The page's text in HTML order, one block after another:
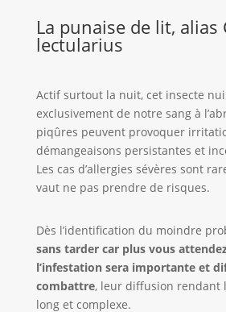
La punaise de lit, alias
lectularius
Actif surtout la nuit, cet insecte
exclusivement de notre sang à
piqûres peuvent provoquer
démangeaisons persistantes et
Les cas d’allergies sévères sont
vaut ne pas prendre de risques.
Dès l’identification du moindre
sans tarder car plus vous
l’infestation sera importante et
combattre, leur diffusion rendant
long et complexe.